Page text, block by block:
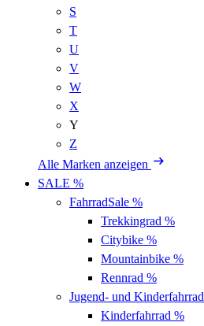
S
T
U
V
W
X
Y
Z
Alle Marken anzeigen
SALE %
FahrradSale %
Trekkingrad %
Citybike %
Mountainbike %
Rennrad %
Jugend- und Kinderfahrrad
Kinderfahrrad %